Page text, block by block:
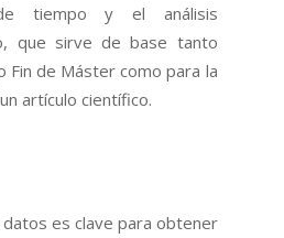
tiempo y el análisis
que sirve de base tanto
Fin de Máster como para la
artículo científico.
datos es clave para obtener